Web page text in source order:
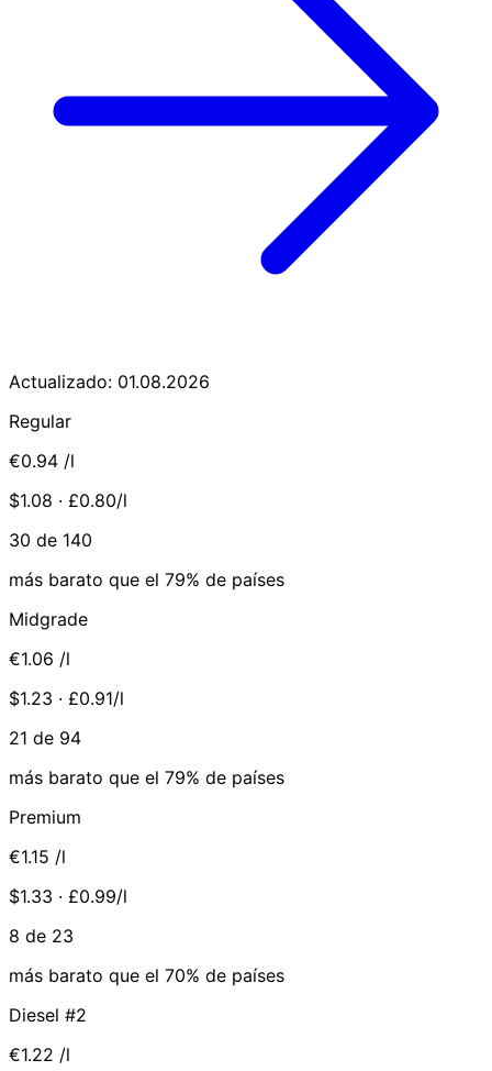
Actualizado: 01.08.2026
Regular
€0.94 /l
$1.08 · £0.80/l
30 de 140
más barato que el 79% de países
Midgrade
€1.06 /l
$1.23 · £0.91/l
21 de 94
más barato que el 79% de países
Premium
€1.15 /l
$1.33 · £0.99/l
8 de 23
más barato que el 70% de países
Diesel #2
€1.22 /l